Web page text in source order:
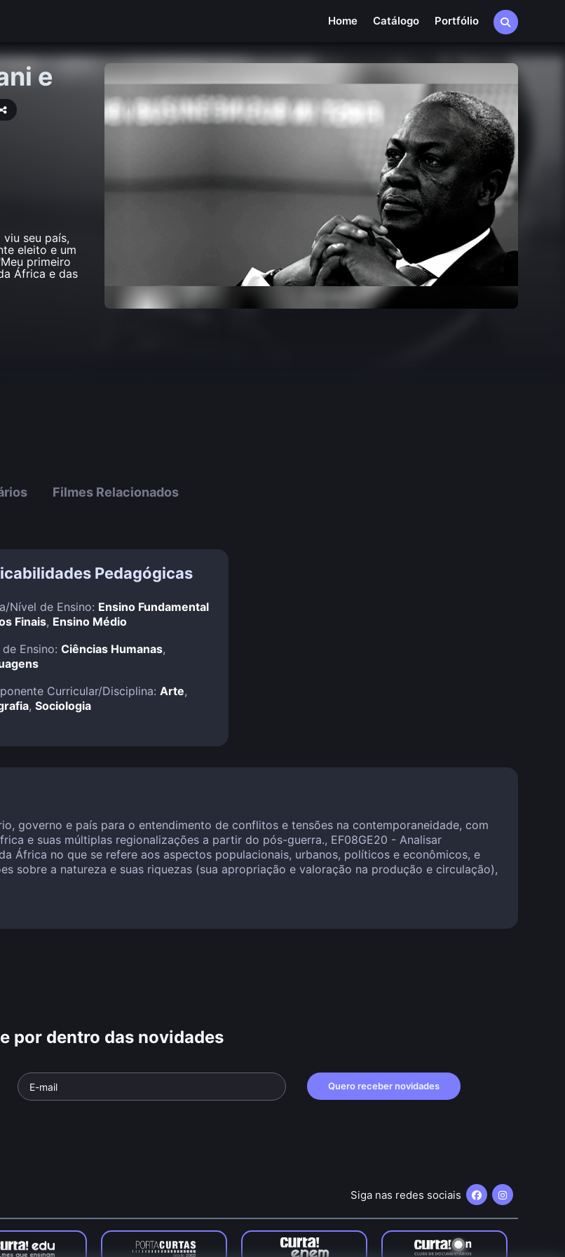
Home Catálogo Portfólio
e
seu país,
eleito e um
primeiro
África e das
Filmes Relacionados
Pedagógicas
Nível de Ensino: Ensino Fundamental
Finais, Ensino Médio
Ensino: Ciências Humanas,
Curricular/Disciplina: Arte,
,Sociologia
governo e país para o entendimento de conflitos e tensões na contemporaneidade, com
e suas múltiplas regionalizações a partir do pós-guerra., EF08GE20 - Analisar
África no que se refere aos aspectos populacionais, urbanos, políticos e econômicos, e
sobre a natureza e suas riquezas (sua apropriação e valoração na produção e circulação),
por dentro das novidades
Quero receber novidades
Siga nas redes sociais